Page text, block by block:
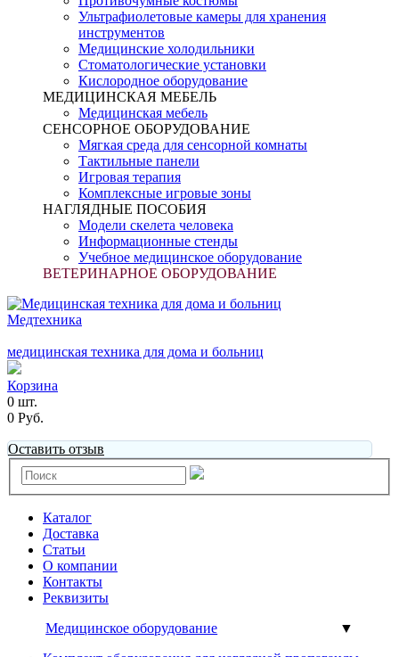
Ультрафиолетовые камеры для хранения
инструментов
Медицинские холодильники
Стоматологические установки
Кислородное оборудование
МЕДИЦИНСКАЯ МЕБЕЛЬ
Медицинская мебель
СЕНСОРНОЕ ОБОРУДОВАНИЕ
Мягкая среда для сенсорной комнаты
Тактильные панели
Игровая терапия
Комплексные игровые зоны
НАГЛЯДНЫЕ ПОСОБИЯ
Модели скелета человека
Информационные стенды
Учебное медицинское оборудование
ВЕТЕРИНАРНОЕ ОБОРУДОВАНИЕ
Медтехника
медицинская техника для дома и больниц
Корзина
0 шт.
0 Руб.
Оставить отзыв
Каталог
Доставка
Статьи
О компании
Контакты
Реквизиты
Медицинское оборудование
▼